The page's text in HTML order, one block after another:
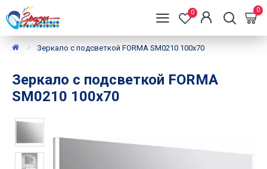
0 0
Зеркало с подсветкой FORMA SM0210 100х70
Зеркало с подсветкой FORMA
SM0210 100х70